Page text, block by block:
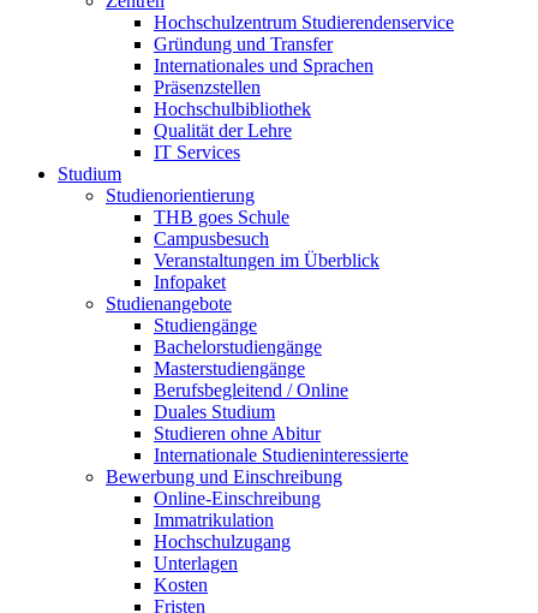
Hochschulzentrum Studierendenservice
Gründung und Transfer
Internationales und Sprachen
Präsenzstellen
Hochschulbibliothek
Qualität der Lehre
IT Services
Studium
Studienorientierung
THB goes Schule
Campusbesuch
Veranstaltungen im Überblick
Infopaket
Studienangebote
Studiengänge
Bachelorstudiengänge
Masterstudiengänge
Berufsbegleitend / Online
Duales Studium
Studieren ohne Abitur
Internationale Studieninteressierte
Bewerbung und Einschreibung
Online-Einschreibung
Immatrikulation
Hochschulzugang
Unterlagen
Kosten
Fristen